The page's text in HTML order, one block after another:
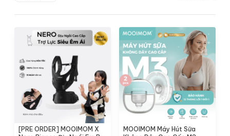
[PRE ORDER] MOOIMOM X
MOOIMOM Máy Hút Sữa